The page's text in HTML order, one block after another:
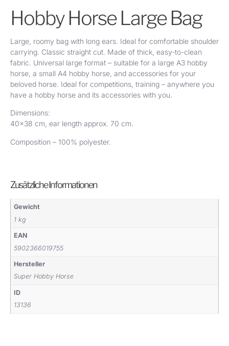
Hobby Horse Large Bag
Large, roomy bag with long ears. Ideal for comfortable shoulder
carrying. Classic straight cut. Made of thick, easy-to-clean
fabric. Universal large format – suitable for a large A3 hobby
horse, a small A4 hobby horse, and accessories for your
beloved horse. Ideal for competitions, training – anywhere you
have a hobby horse and its accessories with you.
Dimensions:
40×38 cm, ear length approx. 70 cm.
Composition – 100% polyester.
Zusätzliche Informationen
Gewicht
1 kg
EAN
5902366019755
Hersteller
Super Hobby Horse
ID
13136